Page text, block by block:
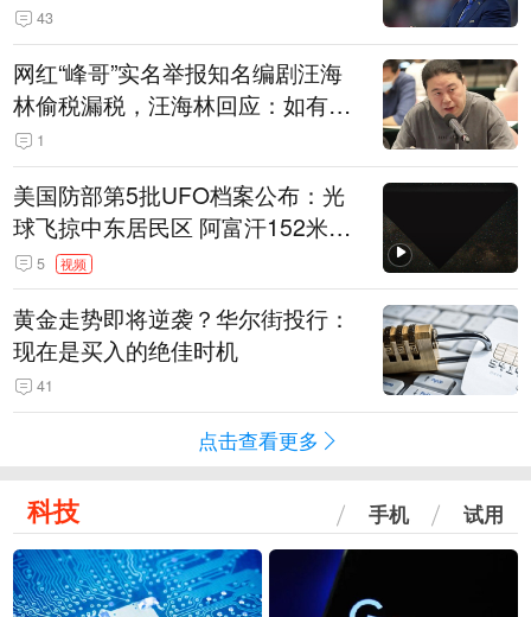
43
网红“峰哥”实名举报知名编剧汪海
林偷税漏税，汪海林回应：如有违
法行为，相关机构自会进行评判和
处理
1
美国防部第5批UFO档案公布：光
球飞掠中东居民区 阿富汗152米三
角形遮蔽星光
5 视频
黄金走势即将逆袭？华尔街投行：
现在是买入的绝佳时机
41
点击查看更多
科技 手机 试用